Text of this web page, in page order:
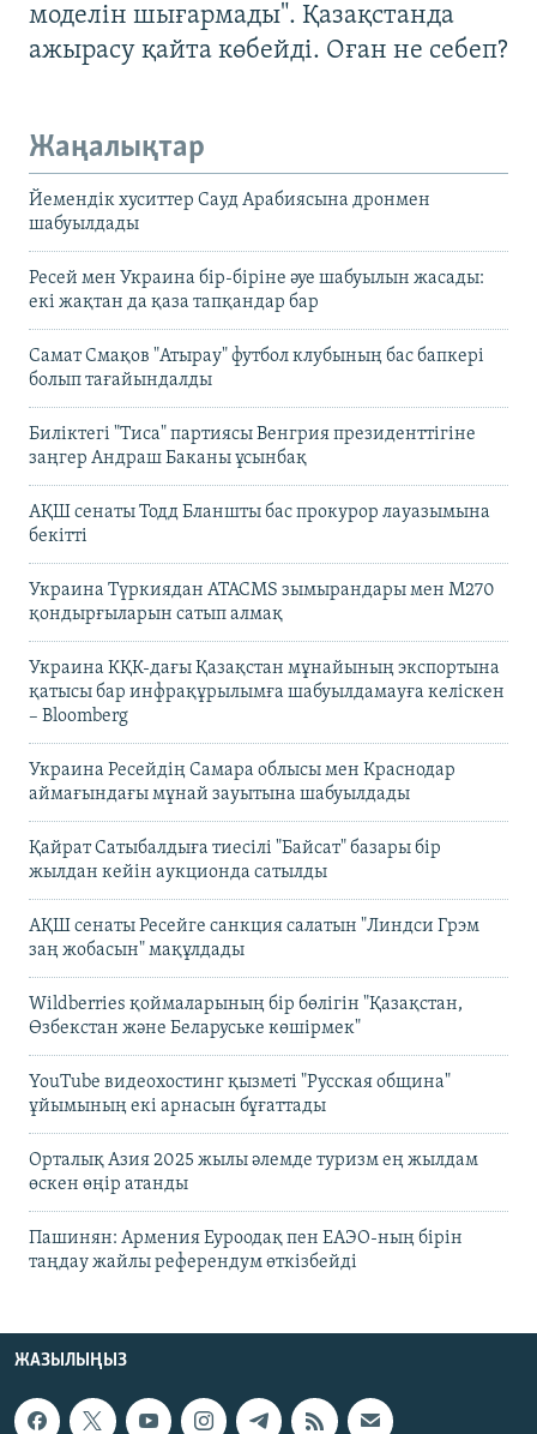
моделін шығармады". Қазақстанда
ажырасу қайта көбейді. Оған не себеп?
Жаңалықтар
Йемендік хуситтер Сауд Арабиясына дронмен
шабуылдады
Ресей мен Украина бір-біріне әуе шабуылын жасады:
екі жақтан да қаза тапқандар бар
Самат Смақов "Атырау" футбол клубының бас бапкері
болып тағайындалды
Биліктегі "Тиса" партиясы Венгрия президенттігіне
заңгер Андраш Баканы ұсынбақ
АҚШ сенаты Тодд Бланшты бас прокурор лауазымына
бекітті
Украина Түркиядан ATACMS зымырандары мен M270
қондырғыларын сатып алмақ
Украина КҚК-дағы Қазақстан мұнайының экспортына
қатысы бар инфрақұрылымға шабуылдамауға келіскен
– Bloomberg
Украина Ресейдің Самара облысы мен Краснодар
аймағындағы мұнай зауытына шабуылдады
Қайрат Сатыбалдыға тиесілі "Байсат" базары бір
жылдан кейін аукционда сатылды
АҚШ сенаты Ресейге санкция салатын "Линдси Грэм
заң жобасын" мақұлдады
Wildberries қоймаларының бір бөлігін "Қазақстан,
Өзбекстан және Беларуське көшірмек"
YouTube видеохостинг қызметі "Русская община"
ұйымының екі арнасын бұғаттады
Орталық Азия 2025 жылы әлемде туризм ең жылдам
өскен өңір атанды
Пашинян: Армения Еуроодақ пен ЕАЭО-ның бірін
таңдау жайлы референдум өткізбейді
ЖАЗЫЛЫҢЫЗ